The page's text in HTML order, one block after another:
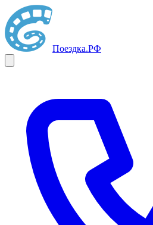
Поездка.РФ